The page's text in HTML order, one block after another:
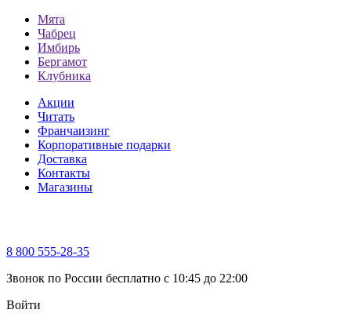
Мята
Чабрец
Имбирь
Бергамот
Клубника
Акции
Читать
Франчаизинг
Корпоративные подарки
Доставка
Контакты
Магазины
8 800 555-28-35
Звонок по России бесплатно c 10:45 до 22:00
Войти